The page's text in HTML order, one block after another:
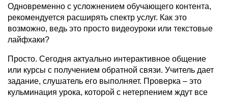
Одновременно с усложнением обучающего контента,
рекомендуется расширять спектр услуг. Как это
возможно, ведь это просто видеоуроки или текстовые
лайфхаки?
Просто. Сегодня актуально интерактивное общение
или курсы с получением обратной связи. Учитель дает
задание, слушатель его выполняет. Проверка – это
кульминация урока, которой с нетерпением ждут все